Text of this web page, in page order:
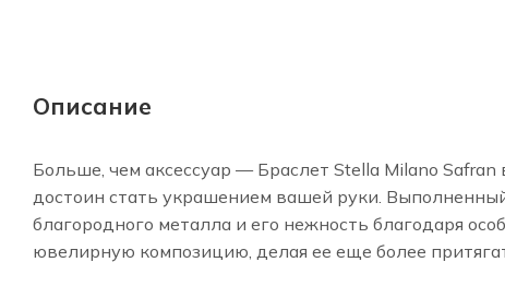
Описание
Больше, чем аксессуар — Браслет Stella Milano
достоин стать украшением вашей руки.
благородного металла и его нежность благодаря
ювелирную композицию, делая ее еще более